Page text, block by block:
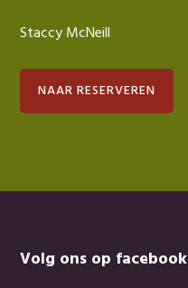
Staccy McNeill
NAAR RESERVEREN
Footer
Volg ons op facebook